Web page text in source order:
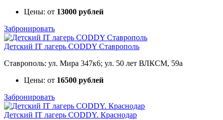
Цены: от 13000 рублей
Забронировать
Детский IT лагерь CODDY Ставрополь
Ставрополь: ул. Мира 347к6; ул. 50 лет ВЛКСМ, 59а
Цены: от 16500 рублей
Забронировать
Детский IT лагерь CODDY. Краснодар